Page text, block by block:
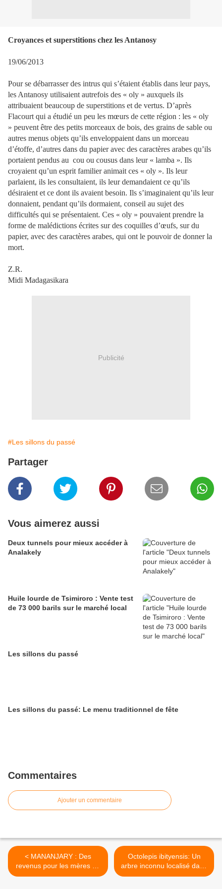
Croyances et superstitions chez les Antanosy
19/06/2013
Pour se débarrasser des intrus qui s’étaient établis dans leur pays,
les Antanosy utilisaient autrefois des « oly » auxquels ils
attribuaient beaucoup de superstitions et de vertus. D’après
Flacourt qui a étudié un peu les mœurs de cette région : les « oly
» peuvent être des petits morceaux de bois, des grains de sable ou
autres menus objets qu’ils enveloppaient dans un morceau
d’étoffe, d’autres dans du papier avec des caractères arabes qu’ils
portaient pendus au cou ou cousus dans leur « lamba ». Ils
croyaient qu’un esprit familier animait ces « oly ». Ils leur
parlaient, ils les consultaient, ils leur demandaient ce qu’ils
désiraient et ce dont ils avaient besoin. Ils s’imaginaient qu’ils leur
donnaient, pendant qu’ils dormaient, conseil au sujet des
difficultés qui se présentaient. Ces « oly » pouvaient prendre la
forme de malédictions écrites sur des coquilles d’œufs, sur du
papier, avec des caractères arabes, qui ont le pouvoir de donner la
mort.
Z.R.
Midi Madagasikara
Publicité
#Les sillons du passé
Partager
Vous aimerez aussi
Deux tunnels pour mieux accéder à
Analakely
Huile lourde de Tsimiroro : Vente test
de 73 000 barils sur le marché local
Les sillons du passé
Les sillons du passé: Le menu traditionnel de fête
Commentaires
Ajouter un commentaire
< MANANJARY : Des
revenus pour les mères de
jumeaux
Octolepis ibityensis: Un
arbre inconnu localisé dans
le massif d’Ibity >